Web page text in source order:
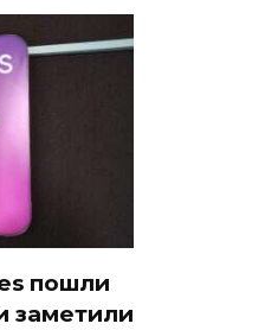
пошли
заметили